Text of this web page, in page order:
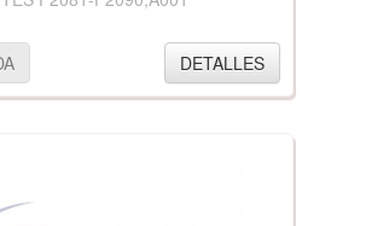
DETALLES